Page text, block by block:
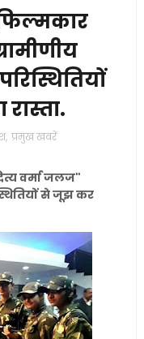
, प्रमुख खबरें
वर्मा जलज"
से जूझ कर